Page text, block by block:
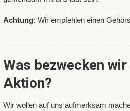
Achtung: Wir empfehlen einen
Was bezwecken
Aktion?
Wir wollen auf uns aufmerksam